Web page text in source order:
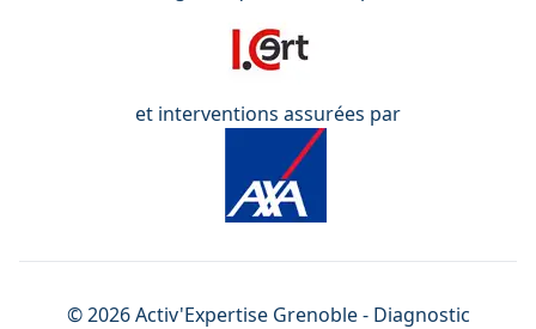
et interventions assurées par
©2026Activ'Expertise Grenoble- Diagnostic